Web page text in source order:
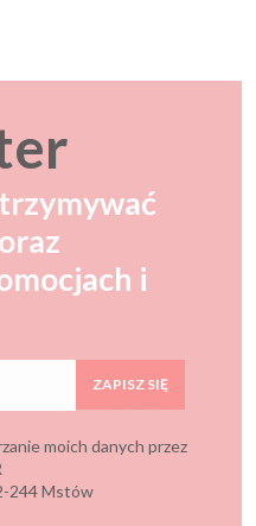
i
ZAPISZ SIĘ
moich danych przez
244 Mstów